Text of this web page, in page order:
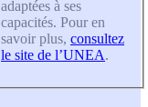
adaptées à ses
capacités. Pour en
savoir plus, consultez
le site de l’UNEA.